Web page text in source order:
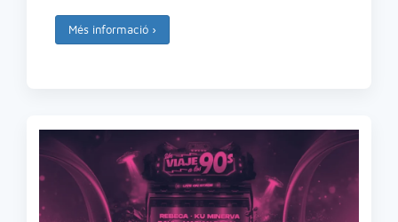
Més informació ›